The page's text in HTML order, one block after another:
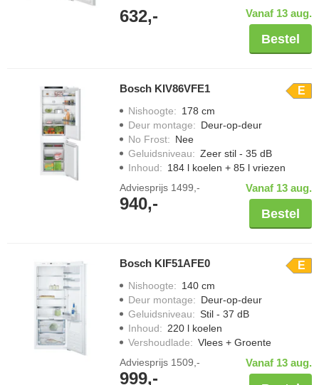
632,- Vanaf 13 aug.
Bestel
Bosch KIV86VFE1 E
Nishoogte: 178 cm
Deur montage: Deur-op-deur
No Frost: Nee
Geluidsniveau: Zeer stil - 35 dB
Inhoud: 184 l koelen + 85 l vriezen
Adviesprijs 1499,-
940,-
Vanaf 13 aug.
Bestel
Bosch KIF51AFE0 E
Nishoogte: 140 cm
Deur montage: Deur-op-deur
Geluidsniveau: Stil - 37 dB
Inhoud: 220 l koelen
Vershoudlade: Vlees + Groente
Adviesprijs 1509,-
999,-
Vanaf 13 aug.